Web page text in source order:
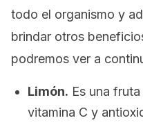
todo el organismo y
brindar otros
podremos ver a
Limón. Es una
vitamina C y